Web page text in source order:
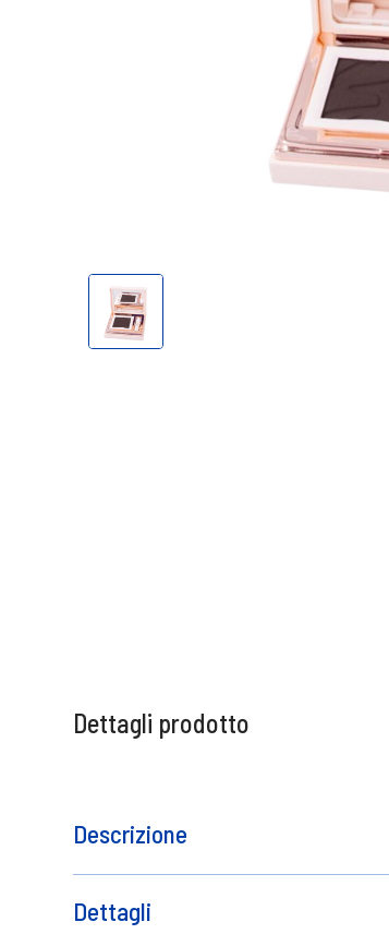
Dettagli prodotto
Descrizione
Ombretto compatto
Contatto del produttore
Dettagli